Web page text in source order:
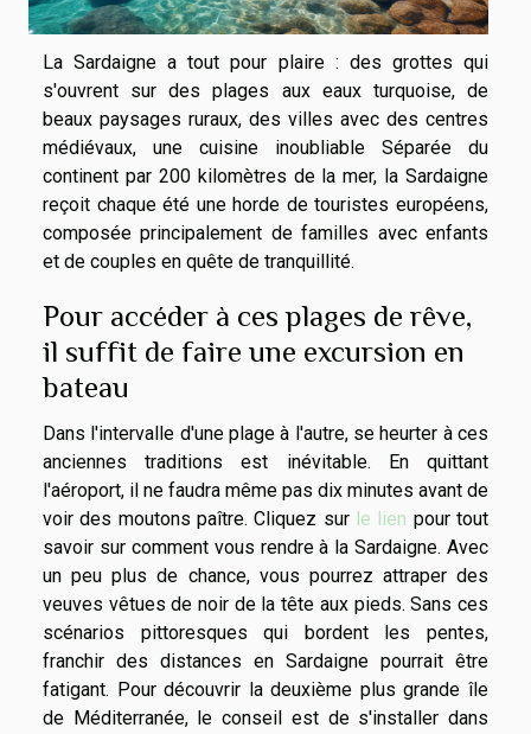
La Sardaigne a tout pour plaire : des grottes qui
s'ouvrent sur des plages aux eaux turquoise, de
beaux paysages ruraux, des villes avec des centres
médiévaux, une cuisine inoubliable Séparée du
continent par 200 kilomètres de la mer, la Sardaigne
reçoit chaque été une horde de touristes européens,
composée principalement de familles avec enfants
et de couples en quête de tranquillité.
Pour accéder à ces plages de rêve,
il suffit de faire une excursion en
bateau
Dans l'intervalle d'une plage à l'autre, se heurter à ces
anciennes traditions est inévitable. En quittant
l'aéroport, il ne faudra même pas dix minutes avant de
voir des moutons paître. Cliquez sur le lien pour tout
savoir sur comment vous rendre à la Sardaigne. Avec
un peu plus de chance, vous pourrez attraper des
veuves vêtues de noir de la tête aux pieds. Sans ces
scénarios pittoresques qui bordent les pentes,
franchir des distances en Sardaigne pourrait être
fatigant. Pour découvrir la deuxième plus grande île
de Méditerranée, le conseil est de s'installer dans